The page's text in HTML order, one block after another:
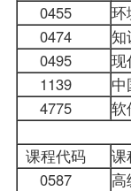
0455
环
0474
知
0495
1139
4775
软
课程代码
0587
高